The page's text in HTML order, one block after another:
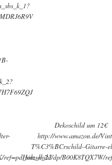
ref=pd_sim_k_2?
Dekoschild um 12€
http://www.amazon.de/
T%C3%BCrschild–Gitarre-
Holzschild/dp/B00K8TQX7W/